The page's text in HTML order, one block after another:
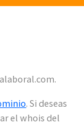
. Si deseas
el whois del